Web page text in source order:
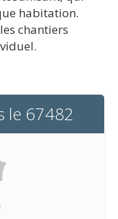
habitation.
chantiers
le 67482